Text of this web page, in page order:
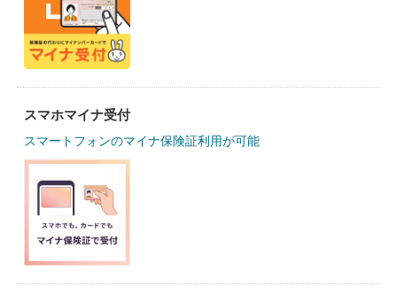
スマホマイナ受付
スマートフォンのマイナ保険証利用が可能